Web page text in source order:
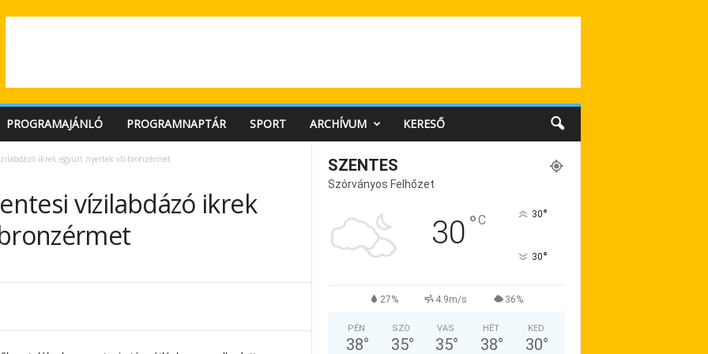
PROGRAMAJÁNLÓ PROGRAMNAPTÁR SPORT ARCHÍVUM KERESŐ
ikrek együtt nyertek vb-bronzérmet
vízilabdázó ikrek
SZENTES
Szórványos Felhőzet
30 °C 30°
30°
27% 4.9m/s 36%
PÉN
38°
SZO
35°
VAS
35°
HÉT
38°
KED
30°